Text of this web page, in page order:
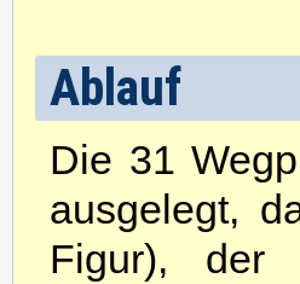
Ablauf
Die 31
ausgelegt,
Figur), der